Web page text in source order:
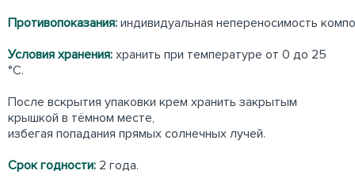
Противопоказания: индивидуальная непереносимость
Условия хранения: хранить при температуре от 0 до 25
°С.
После вскрытия упаковки крем хранить закрытым
крышкой в тёмном месте,
избегая попадания прямых солнечных лучей.
Срок годности: 2 года.